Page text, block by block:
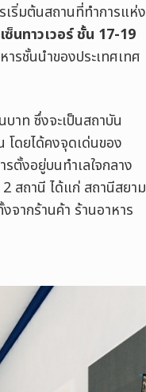
เริ่มต้นสถานที่ทำการแห่ง
ซ็นทาวเวอร์ ชั้น 17-19
รชั้นนำของประเทศเทศ
บาท ซึ่งจะเป็นสถาบัน
โดยได้คงจุดเด่นของ
ตั้งอยู่บนทำเลใจกลาง
สถานี ได้แก่ สถานีสยาม
จากร้านค้า ร้านอาหาร